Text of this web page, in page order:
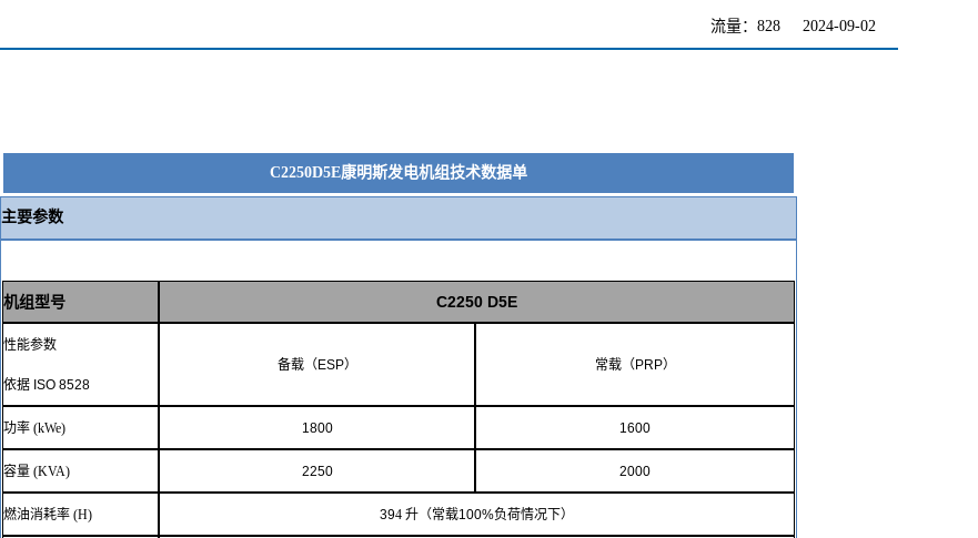
2024-09-02
流量：828
C2250D5E康明斯发电机组技术数据单
主要参数
机组型号 C2250 D5E
性能参数
依据 ISO 8528
备载（ESP） 常载（PRP）
功率 (kWe) 1800 1600
容量 (KVA) 2250 2000
燃油消耗率 (H) 394 升（常载100%负荷情况下）